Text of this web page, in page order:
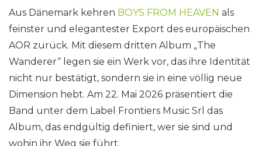
Aus Dänemark kehren BOYS FROM HEAVEN als
feinster und elegantester Export des europäischen
AOR zurück. Mit diesem dritten Album „The
Wanderer“ legen sie ein Werk vor, das ihre Identität
nicht nur bestätigt, sondern sie in eine völlig neue
Dimension hebt. Am 22. Mai 2026 präsentiert die
Band unter dem Label Frontiers Music Srl das
Album, das endgültig definiert, wer sie sind und
wohin ihr Weg sie führt.